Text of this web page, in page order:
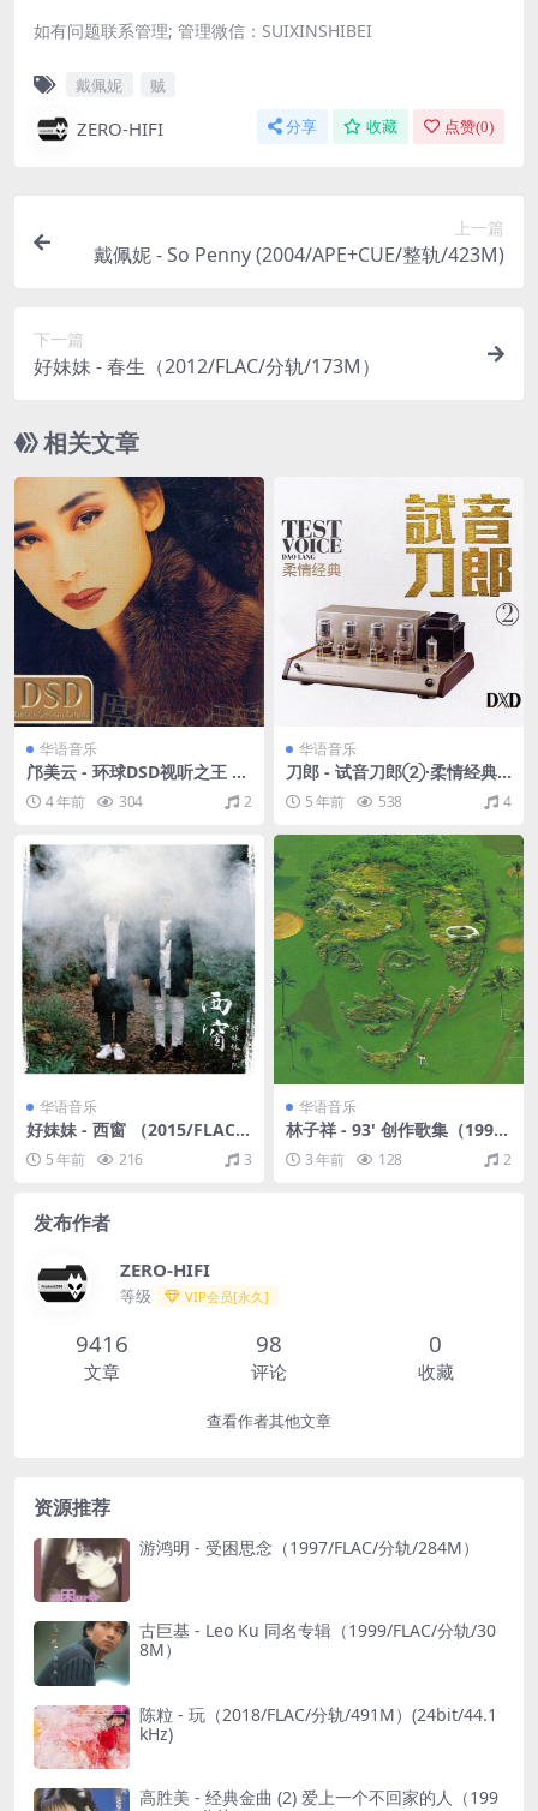
如有问题联系管理; 管理微信：SUIXINSHIBEI
戴佩妮 贼
ZERO-HIFI 分享 收藏 点赞(0)
上一篇
戴佩妮 - So Penny (2004/APE+CUE/整轨/423M)
下一篇
好妹妹 - 春生（2012/FLAC/分轨/173M）
相关文章
华语音乐
邝美云 - 环球DSD视听之王 港
版 2002 [WAV+CUE/整轨/63
2M]4 年前 304 2
华语音乐
刀郎 - 试音刀郎②·柔情经典
DXD 2CD 2014（WAV+CUE/
整轨/1.5G）
5 年前 538 4
华语音乐
好妹妹 - 西窗 （2015/FLAC/
分轨/201M）
5 年前 216 3
华语音乐
林子祥 - 93' 创作歌集（1993/
FLAC/分轨/317M）
3 年前 128 2
发布作者
ZERO-HIFI
等级 VIP会员[永久]
9416
文章
98
评论
0
收藏
查看作者其他文章
资源推荐
游鸿明 - 受困思念（1997/FLAC/分轨/284M）
古巨基 - Leo Ku 同名专辑（1999/FLAC/分轨/30
8M）
陈粒 - 玩（2018/FLAC/分轨/491M）(24bit/44.1
kHz)
高胜美 - 经典金曲 (2) 爱上一个不回家的人（199